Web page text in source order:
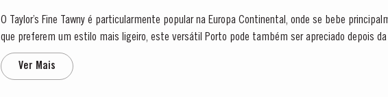
O Taylor’s Fine Tawny é particularmente popular na Europa Continental, onde se bebe
que preferem um estilo mais ligeiro, este versátil Porto pode também ser apreciado depois da refeição. Notas de
Fine Tawny...
Ver Mais